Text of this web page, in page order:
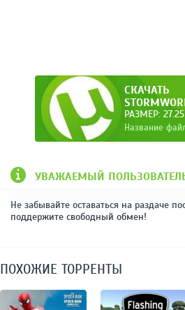
СКАЧАТЬ
РАЗМЕР:
УВАЖАЕМЫЙ
Не забывайте оставаться на раздаче
поддержите свободный обмен!
ПОХОЖИЕ ТОРРЕНТЫ